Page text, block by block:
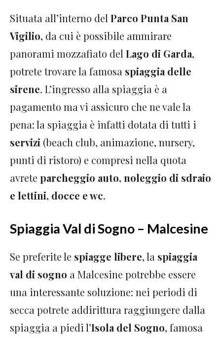
Situata all’interno del Parco Punta San
Vigilio, da cui è possibile ammirare
panorami mozzafiato del Lago di Garda,
potrete trovare la famosa spiaggia delle
sirene. L’ingresso alla spiaggia è a
pagamento ma vi assicuro che ne vale la
pena: la spiaggia è infatti dotata di tutti i
servizi (beach club, animazione, nursery,
punti di ristoro) e compresi nella quota
avrete parcheggio auto, noleggio di sdraio
e lettini, docce e wc.
Spiaggia Val di Sogno – Malcesine
Se preferite le spiagge libere, la spiaggia
val di sogno a Malcesine potrebbe essere
una interessante soluzione: nei periodi di
secca potrete addirittura raggiungere dalla
spiaggia a piedi l’Isola del Sogno, famosa